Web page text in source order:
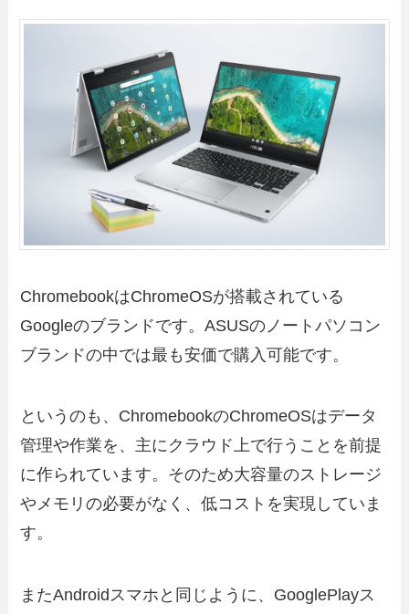
ChromebookはChromeOSが搭載されている
Googleのブランドです。ASUSのノートパソコン
ブランドの中では最も安価で購入可能です。
というのも、ChromebookのChromeOSはデータ
管理や作業を、主にクラウド上で行うことを前提
に作られています。そのため大容量のストレージ
やメモリの必要がなく、低コストを実現していま
す。
またAndroidスマホと同じように、GooglePlayス